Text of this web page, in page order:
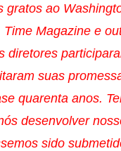
gratos ao
Time Magazine e
diretores
suas
quarenta anos.
desenvolver
sido